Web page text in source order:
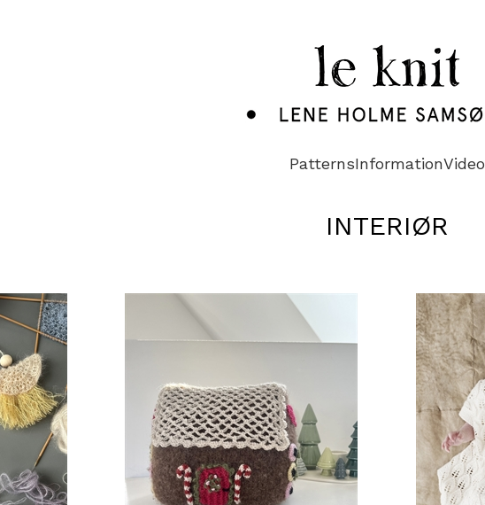
PatternsInformationVideo
INTERIØR